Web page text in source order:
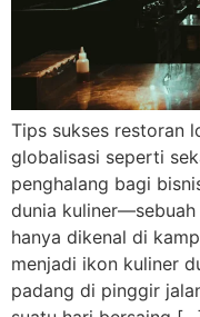
Tips sukses restoran
globalisasi seperti
penghalang bagi
dunia
hanya dikenal di
menjadi ikon kuliner
padang di pinggir